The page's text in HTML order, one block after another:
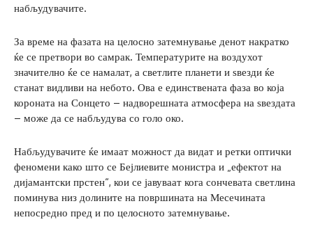
набљудувачите.
За време на фазата на целосно затемнување денот накратко
ќе се претвори во самрак. Температурите на воздухот
значително ќе се намалат, а светлите планети и ѕвезди ќе
станат видливи на небото. Ова е единствената фаза во која
короната на Сонцето – надворешната атмосфера на ѕвездата
– може да се набљудува со голо око.
Набљудувачите ќе имаат можност да видат и ретки оптички
феномени како што се Бејлиевите монистра и „ефектот на
дијамантски прстен“, кои се јавуваат кога сончевата светлина
поминува низ долините на површината на Месечината
непосредно пред и по целосното затемнување.